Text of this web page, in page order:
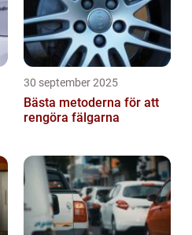
30 september 2025
Bästa metoderna för att
rengöra fälgarna